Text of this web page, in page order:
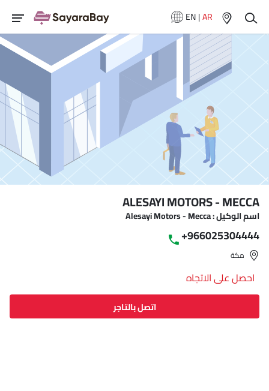
EN|AR
ALESAYI MOTORS - MECCA
اسم الوكيل : Alesayi Motors - Mecca
+966025304444
مكة
احصل على الاتجاه
اتصل بالتاجر